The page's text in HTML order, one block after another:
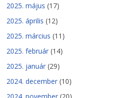
2025. május (17)
2025. április (12)
2025. március (11)
2025. február (14)
2025. január (29)
2024. december (10)